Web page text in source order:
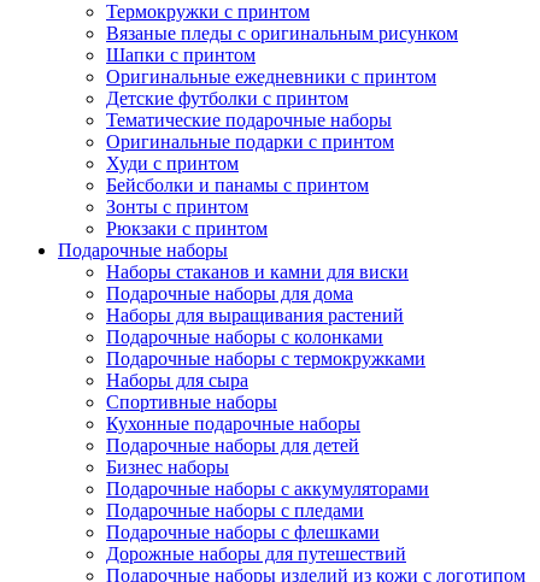
Термокружки с принтом
Вязаные пледы с оригинальным рисунком
Шапки с принтом
Оригинальные ежедневники с принтом
Детские футболки с принтом
Тематические подарочные наборы
Оригинальные подарки с принтом
Худи с принтом
Бейсболки и панамы с принтом
Зонты с принтом
Рюкзаки с принтом
Подарочные наборы
Наборы стаканов и камни для виски
Подарочные наборы для дома
Наборы для выращивания растений
Подарочные наборы с колонками
Подарочные наборы с термокружками
Наборы для сыра
Спортивные наборы
Кухонные подарочные наборы
Подарочные наборы для детей
Бизнес наборы
Подарочные наборы с аккумуляторами
Подарочные наборы с пледами
Подарочные наборы с флешками
Дорожные наборы для путешествий
Подарочные наборы изделий из кожи с логотипом